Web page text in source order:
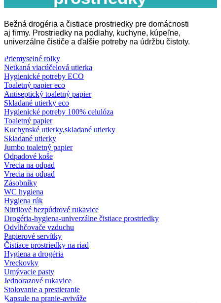
Bežná drogéria a čistiace prostriedky pre domácnosti
aj firmy. Prostriedky na podlahy, kuchyne, kúpeľne,
univerzálne čističe a ďalšie potreby na údržbu čistoty.
Priemyselné rolky
Netkaná viacúčelová utierka
Hygienické potreby ECO
Toaletný papier eco
Antiseptický toaletný papier
Skladané utierky eco
Hygienické potreby 100% celulóza
Toaletný papier
Kuchynské utierky,skladané utierky
Skladané utierky
Jumbo toaletný papier
Odpadové koše
Vrecia na odpad
Vrecia na odpad
Zásobníky
WC hygiena
Hygiena rúk
Nitrilové bezpúdrové rukavice
Drogéria-hygiena-univerzálne čistiace prostriedky
Odvlhčovače vzduchu
Papierové servítky
Čistiace prostriedky na riad
Hygiena a drogéria
Vreckovky
Umývacie pasty
Jednorazové rukavice
Stolovanie a prestieranie
Kapsule na pranie-aviváže